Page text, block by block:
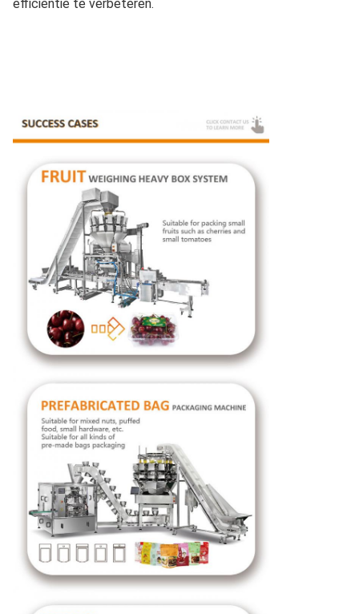
efficiëntie te verbeteren.